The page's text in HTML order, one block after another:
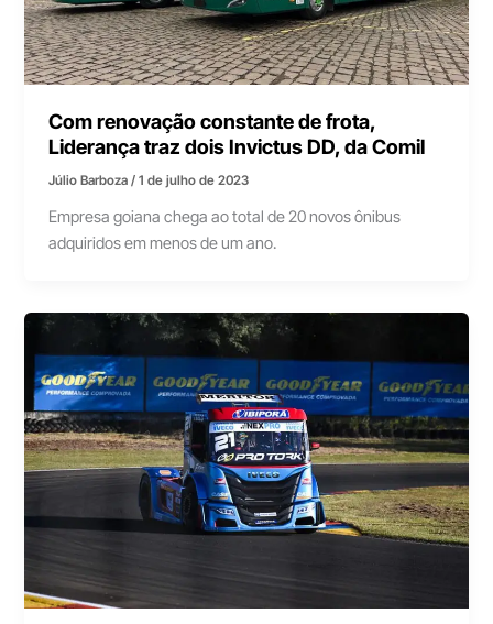
Com renovação constante de frota,
Liderança traz dois Invictus DD, da Comil
Júlio Barboza/1 de julho de 2023
Empresa goiana chega ao total de 20 novos ônibus
adquiridos em menos de um ano.